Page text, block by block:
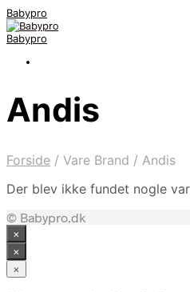
Babypro
Babypro
Andis
Forside / Vare Brand / Andis
Der blev ikke fundet nogle
© Babypro.dk
×
×
×